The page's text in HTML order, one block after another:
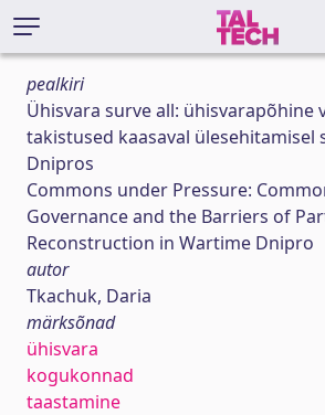
pealkiri
Ühisvara surve all: ühisvarapõhine
takistused kaasaval ülesehitamisel
Dnipros
Commons under Pressure:
Governance and the Barriers of
Reconstruction in Wartime Dnipro
autor
Tkachuk, Daria
märksõnad
ühisvara
kogukonnad
taastamine